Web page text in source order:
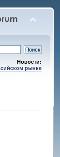
Новости:
рынке